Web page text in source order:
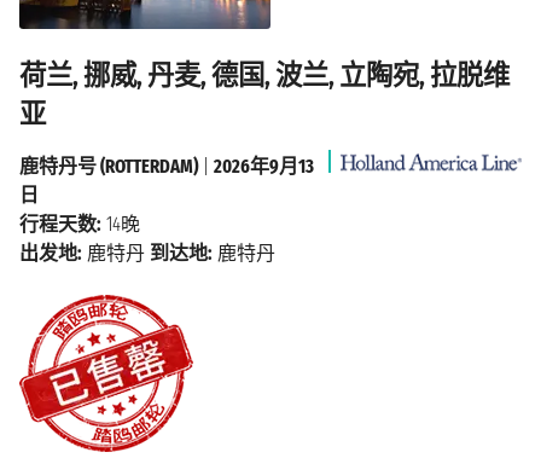
荷兰, 挪威, 丹麦, 德国, 波兰, 立陶宛, 拉脱维
亚
鹿特丹号 (ROTTERDAM)| 2026年9月13
日
行程天数: 14晚
出发地: 鹿特丹 到达地: 鹿特丹